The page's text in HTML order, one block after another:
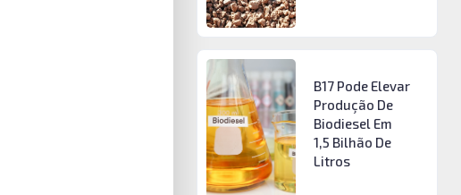
B17 Pode Elevar
Produção De
Biodiesel Em
1,5 Bilhão De
Litros